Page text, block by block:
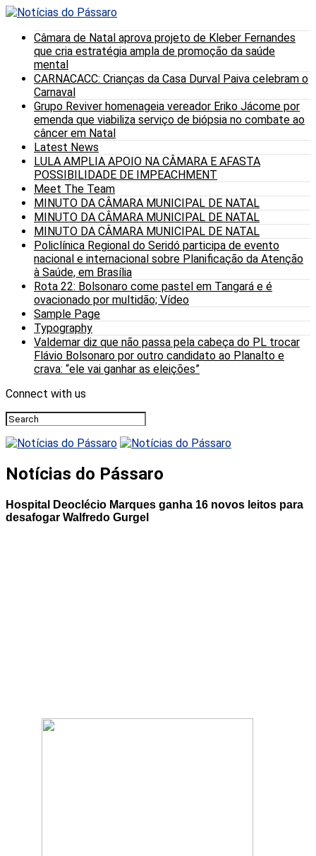
Câmara de Natal aprova projeto de Kleber Fernandes
que cria estratégia ampla de promoção da saúde
mental
CARNACACC: Crianças da Casa Durval Paiva celebram o
Carnaval
Grupo Reviver homenageia vereador Eriko Jácome por
emenda que viabiliza serviço de biópsia no combate ao
câncer em Natal
Latest News
LULA AMPLIA APOIO NA CÂMARA E AFASTA
POSSIBILIDADE DE IMPEACHMENT
Meet The Team
MINUTO DA CÂMARA MUNICIPAL DE NATAL
MINUTO DA CÂMARA MUNICIPAL DE NATAL
MINUTO DA CÂMARA MUNICIPAL DE NATAL
Policlínica Regional do Seridó participa de evento
nacional e internacional sobre Planificação da Atenção
à Saúde, em Brasília
Rota 22: Bolsonaro come pastel em Tangará e é
ovacionado por multidão; Vídeo
Sample Page
Typography
Valdemar diz que não passa pela cabeça do PL trocar
Flávio Bolsonaro por outro candidato ao Planalto e
crava: “ele vai ganhar as eleições”
Connect with us
Notícias do Pássaro
Hospital Deoclécio Marques ganha 16 novos leitos para
desafogar Walfredo Gurgel